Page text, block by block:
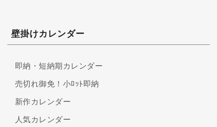
壁掛けカレンダー
即納・短納期カレンダー
売切れ御免！小ﾛｯﾄ即納
新作カレンダー
人気カレンダー